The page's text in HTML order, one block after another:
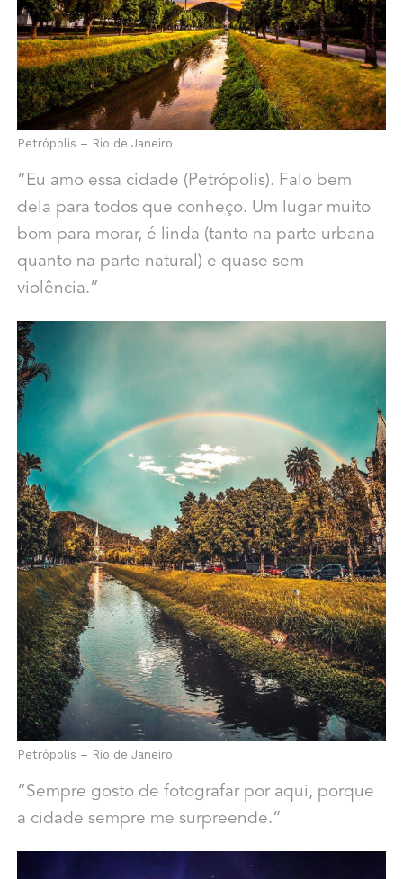
Petrópolis – Rio de Janeiro
“Eu amo essa cidade (Petrópolis). Falo bem
dela para todos que conheço. Um lugar muito
bom para morar, é linda (tanto na parte urbana
quanto na parte natural) e quase sem
violência.”
Petrópolis – Rio de Janeiro
“Sempre gosto de fotografar por aqui, porque
a cidade sempre me surpreende.”